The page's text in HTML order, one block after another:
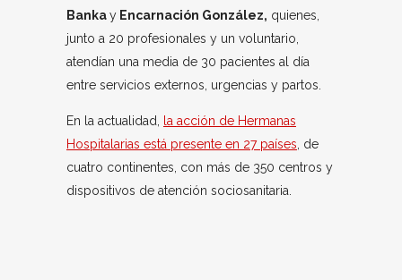
Bankay Encarnación González, quienes,
junto a 20 profesionales y un voluntario,
atendían una media de 30 pacientes al día
entre servicios externos, urgencias y partos.
En la actualidad,
la acción de Hermanas
Hospitalarias está presente en 27 países , de
cuatro continentes, con más de 350 centros y
dispositivos de atención sociosanitaria.